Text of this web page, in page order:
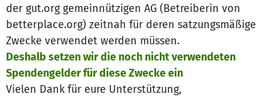
der gut.org gemeinnützigen AG (Betreiberin von
betterplace.org) zeitnah für deren satzungsmäßige
Zwecke verwendet werden müssen.
Deshalb setzen wir die noch nicht verwendeten
Spendengelder für diese Zwecke ein
Vielen Dank für eure Unterstützung,